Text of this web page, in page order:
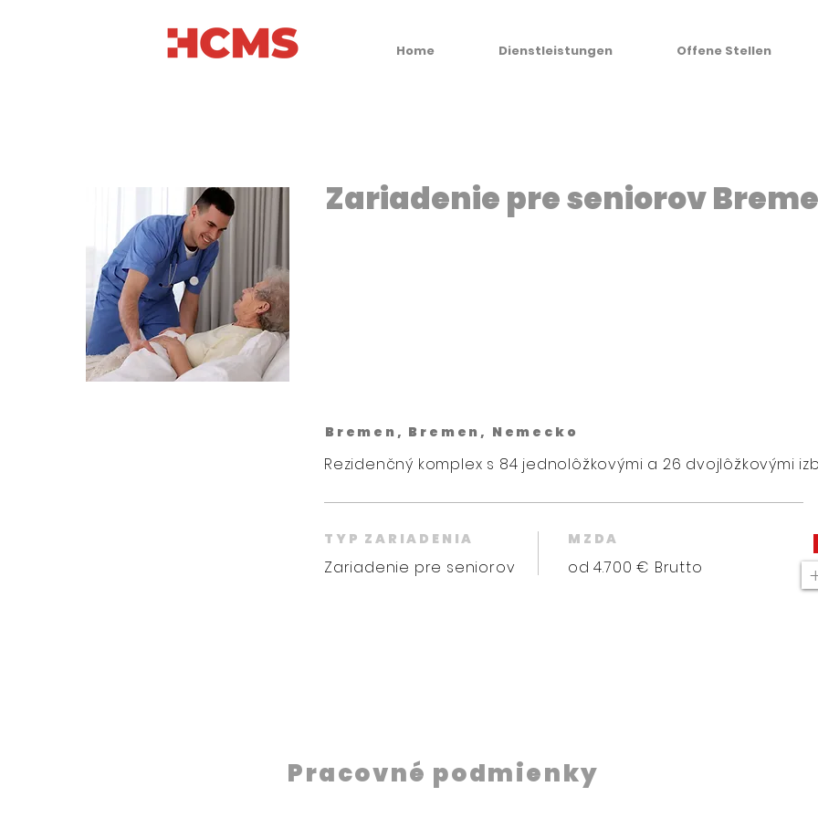
Home Dienstleistungen Offene Stellen
Zariadenie pre seniorov
Bremen, Bremen, Nemecko
Rezidenčný komplex s 84 jednolôžkovými a 26 dvojlôžkovými
TYP ZARIADENIA
Zariadenie pre seniorov
MZDA
od 4.700 € Brutto
Pracovné podmienky